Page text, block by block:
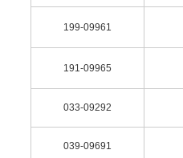
199-09961
191-09965
033-09292
039-09691